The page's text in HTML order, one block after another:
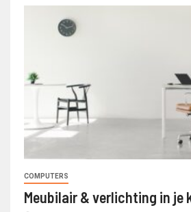
COMPUTERS
Meubilair & verlichting in je